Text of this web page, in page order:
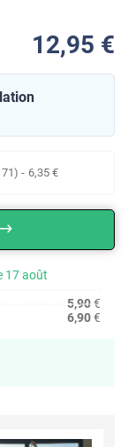
12,95 €
- 6,35 €
17 août
5,90€
6,90€